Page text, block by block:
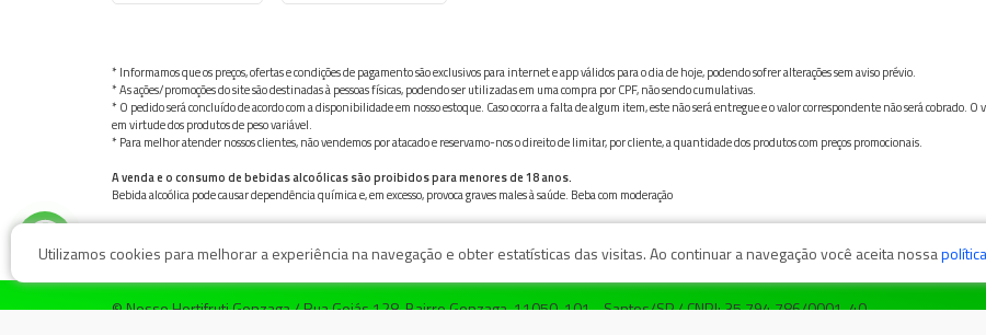
* Informamos que os preços, ofertas e condições de pagamento são exclusivos para internet e app válidos para o dia de hoje, podendo sofrer alterações sem aviso prévio.
* As ações/promoções do site são destinadas à pessoas físicas, podendo ser utilizadas em uma compra por CPF, não sendo cumulativas.
* O pedido será concluído de acordo com a disponibilidade em nosso estoque. Caso ocorra a falta de algum item, este não será entregue e o valor correspondente não será cobrado.
em virtude dos produtos de peso variável.
* Para melhor atender nossos clientes, não vendemos por atacado e reservamo-nos o direito de limitar, por cliente, a quantidade dos produtos com preços promocionais.
A venda e o consumo de bebidas alcoólicas são proibidos para menores de 18 anos.
Bebida alcoólica pode causar dependência química e, em excesso, provoca graves males à saúde. Beba com moderação
© Nosso Hortifruti Gonzaga / Rua Goiás 128, Bairro Gonzaga, 11050-101 - Santos/SP / CNPJ: 35.794.786/0001-40
Utilizamos cookies para melhorar a experiência na navegação e obter estatísticas das visitas. Ao continuar a navegação você aceita nossa